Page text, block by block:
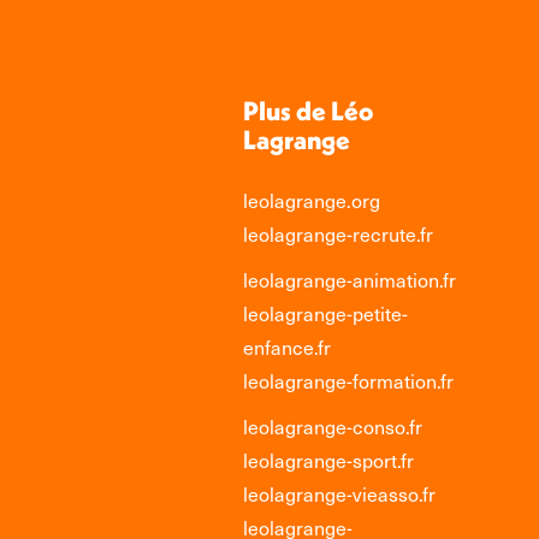
Plus de Léo
Lagrange
leolagrange.org
leolagrange-recrute.fr
leolagrange-animation.fr
leolagrange-petite-
enfance.fr
leolagrange-formation.fr
leolagrange-conso.fr
leolagrange-sport.fr
leolagrange-vieasso.fr
leolagrange-